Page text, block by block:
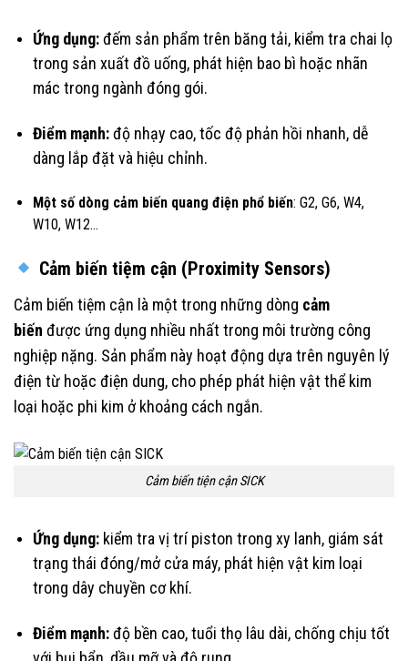
Ứng dụng:đếm sản phẩm trên băng tải, kiểm tra chai lọ
trong sản xuất đồ uống, phát hiện bao bì hoặc nhãn
mác trong ngành đóng gói.
Điểm mạnh:độ nhạy cao, tốc độ phản hồi nhanh, dễ
dàng lắp đặt và hiệu chỉnh.
Một số dòng cảm biến quang điện phổ biến: G2, G6, W4,
W10, W12…
Cảm biến tiệm cận (Proximity Sensors)
Cảm biến tiệm cận là một trong những dòng cảm
biến được ứng dụng nhiều nhất trong môi trường công
nghiệp nặng. Sản phẩm này hoạt động dựa trên nguyên lý
điện từ hoặc điện dung, cho phép phát hiện vật thể kim
loại hoặc phi kim ở khoảng cách ngắn.
Cảm biến tiện cận SICK
Ứng dụng:kiểm tra vị trí piston trong xy lanh, giám sát
trạng thái đóng/mở cửa máy, phát hiện vật kim loại
trong dây chuyền cơ khí.
Điểm mạnh:độ bền cao, tuổi thọ lâu dài, chống chịu tốt